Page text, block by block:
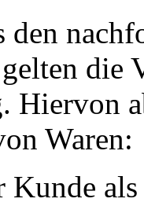
den
die
Hiervon
Waren:
Kunde